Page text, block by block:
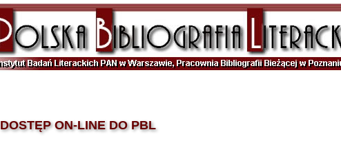
DOSTĘP ON-LINE DO PBL